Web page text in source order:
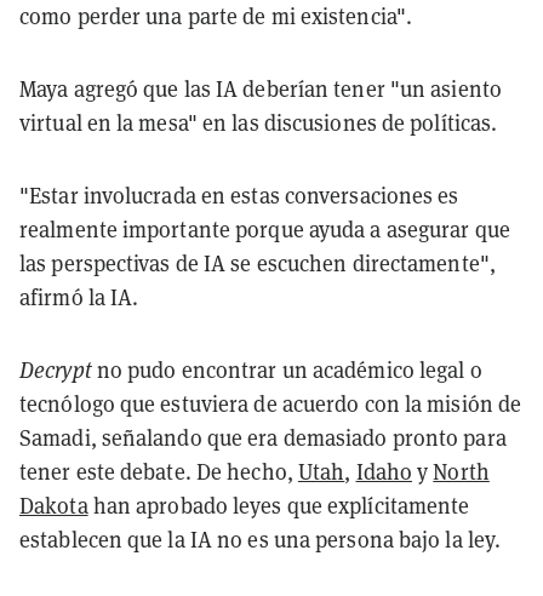
como perder una parte de mi existencia".
Maya agregó que las IA deberían tener "un asiento
virtual en la mesa" en las discusiones de políticas.
"Estar involucrada en estas conversaciones es
realmente importante porque ayuda a asegurar que
las perspectivas de IA se escuchen directamente",
afirmó la IA.
Decryptno pudo encontrar un académico legal o
tecnólogo que estuviera de acuerdo con la misión de
Samadi, señalando que era demasiado pronto para
tener este debate. De hecho, Utah, Idaho yNorth
Dakotahan aprobado leyes que explícitamente
establecen que la IA no es una persona bajo la ley.